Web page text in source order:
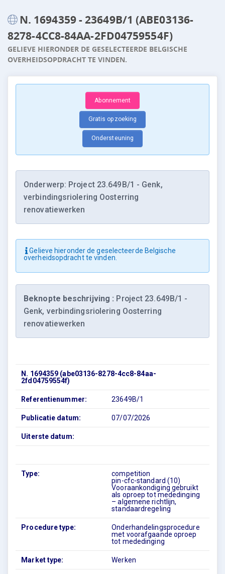
N. 1694359 - 23649B/1 (ABE03136-
8278-4CC8-84AA-2FD04759554F)
GELIEVE HIERONDER DE GESELECTEERDE BELGISCHE
OVERHEIDSOPDRACHT TE VINDEN.
Abonnement
Gratis opzoeking
Ondersteuning
Onderwerp: Project 23.649B/1 - Genk,
verbindingsriolering Oosterring
renovatiewerken
Gelieve hieronder de geselecteerde Belgische
overheidsopdracht te vinden.
Beknopte beschrijving : Project 23.649B/1 -
Genk, verbindingsriolering Oosterring
renovatiewerken
N. 1694359 (abe03136-8278-4cc8-84aa-
2fd04759554f)
Referentienummer: 23649B/1
Publicatie datum: 07/07/2026
Uiterste datum:
Type:
competition
pin-cfc-standard (10)
Vooraankondiging gebruikt
als oproep tot mededinging
– algemene richtlijn,
standaardregeling
Procedure type:
Onderhandelingsprocedure
met voorafgaande oproep
tot mededinging
Market type: Werken